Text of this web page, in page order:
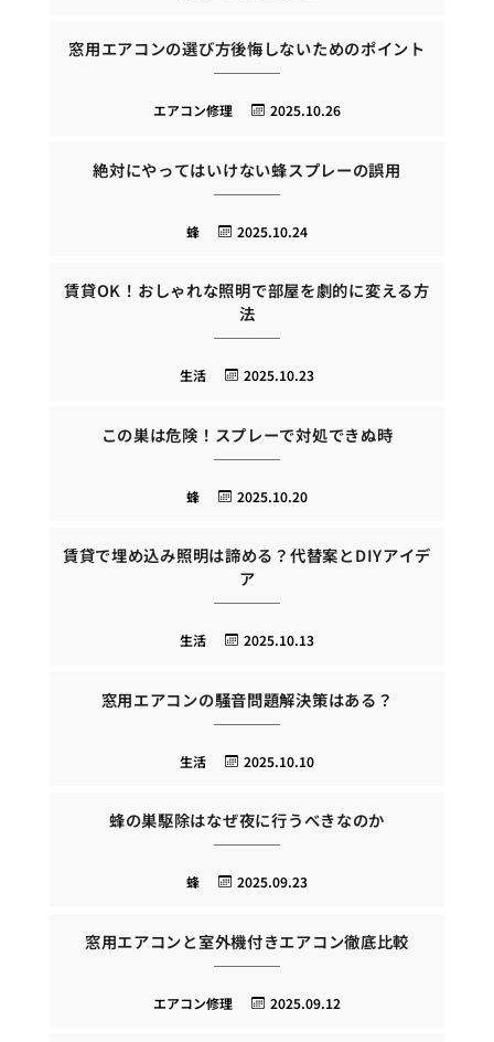
窓用エアコンの選び方後悔しないためのポイント
2025.10.26
エアコン修理
絶対にやってはいけない蜂スプレーの誤用
2025.10.24
蜂
賃貸OK！おしゃれな照明で部屋を劇的に変える方
法
2025.10.23
生活
この巣は危険！スプレーで対処できぬ時
2025.10.20
蜂
賃貸で埋め込み照明は諦める？代替案とDIYアイデ
ア
2025.10.13
生活
窓用エアコンの騒音問題解決策はある？
2025.10.10
生活
蜂の巣駆除はなぜ夜に行うべきなのか
2025.09.23
蜂
窓用エアコンと室外機付きエアコン徹底比較
2025.09.12
エアコン修理